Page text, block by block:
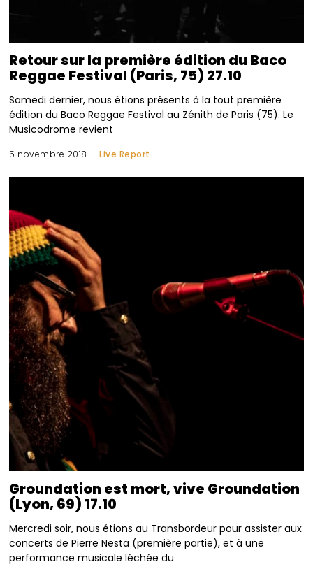
Retour sur la première édition du Baco
Reggae Festival (Paris, 75) 27.10
Samedi dernier, nous étions présents à la tout première
édition du Baco Reggae Festival au Zénith de Paris (75). Le
Musicodrome revient
5 novembre 2018 Live Report
Groundation est mort, vive Groundation
(Lyon, 69) 17.10
Mercredi soir, nous étions au Transbordeur pour assister aux
concerts de Pierre Nesta (première partie), et à une
performance musicale léchée du